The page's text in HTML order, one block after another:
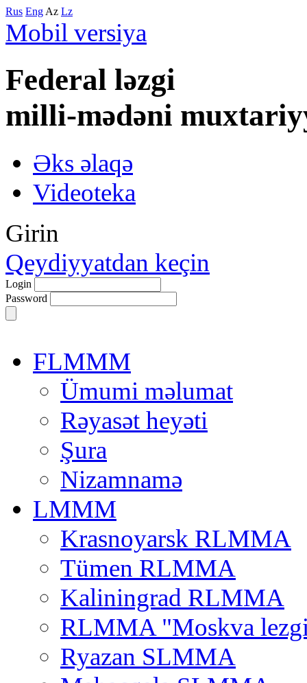
Rus Eng Az Lz
Mobil versiya
Federal lәzgi
milli-mәdәni
Əks əlaqə
Videoteka
Girin
Qeydiyyatdan keçin
Login
Password
FLMMM
Ümumi məlumat
Rəyasət heyəti
Şura
Nizamnamə
LMMM
Krasnoyarsk RLMMA
Tümen RLMMA
Kaliningrad RLMMA
RLMMA "Moskva
Ryazan SLMMA